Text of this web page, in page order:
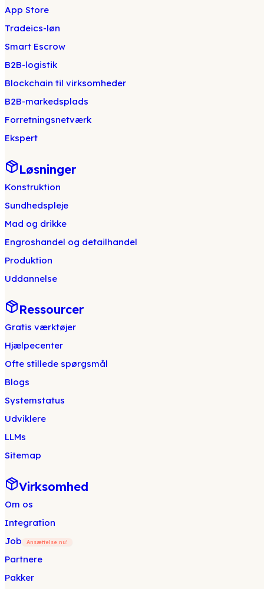
App Store
Tradeics-løn
Smart Escrow
B2B-logistik
Blockchain til virksomheder
B2B-markedsplads
Forretningsnetværk
Ekspert
Løsninger
Konstruktion
Sundhedspleje
Mad og drikke
Engroshandel og detailhandel
Produktion
Uddannelse
Ressourcer
Gratis værktøjer
Hjælpecenter
Ofte stillede spørgsmål
Blogs
Systemstatus
Udviklere
LLMs
Sitemap
Virksomhed
Om os
Integration
Job
Ansættelse nu!
Partnere
Pakker